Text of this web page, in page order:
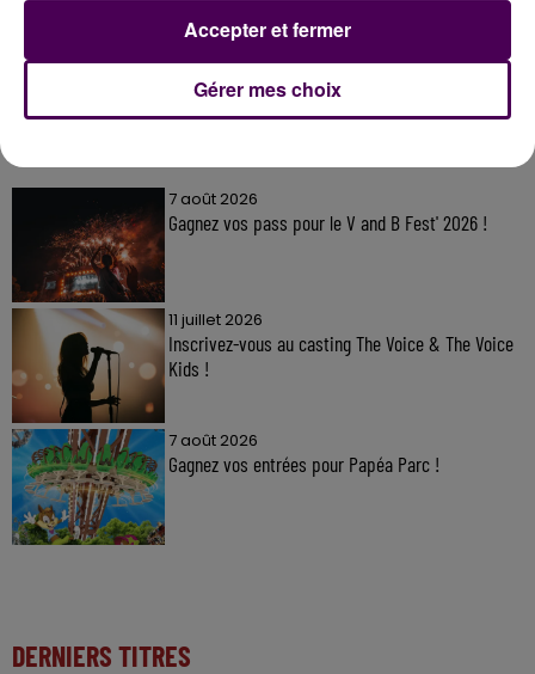
7 août 2026
Gagnez vos pass pour le V and B Fest' 2026 !
11 juillet 2026
Inscrivez-vous au casting The Voice & The Voice
Kids !
7 août 2026
Gagnez vos entrées pour Papéa Parc !
DERNIERS TITRES
Gérer mes choix
Accepter et fermer